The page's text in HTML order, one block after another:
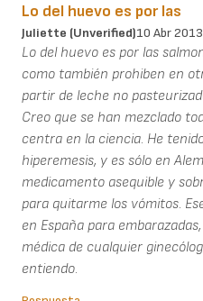
Lo del huevo es por las
Juliette (unverified)10 Abr 2013
Lo del huevo es por las
como también prohiben en
partir de leche no
Creo que se han mezclado
centra en la ciencia. He
hiperemesis, y es sólo en
medicamento asequible y
para quitarme los vómitos.
en España para
médica de cualquier
entiendo.